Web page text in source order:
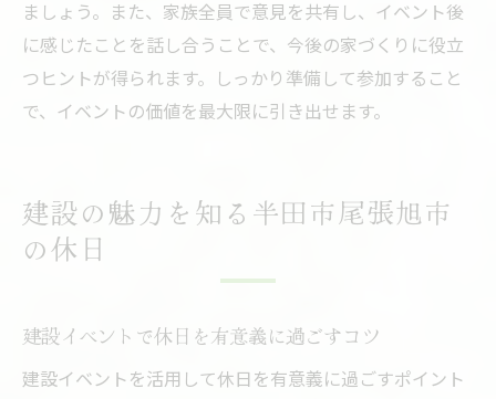
建設イベントが家族の絆を深めるきっかけ
に
建設体験の共有が豊かな家族時間を生む
説
ましょう。また、家族全員で意見を共有し、イベント後
に感じたことを話し合うことで、今後の家づくりに役立
つヒントが得られます。しっかり準備して参加すること
で、イベントの価値を最大限に引き出せます。
建設の魅力を知る半田市尾張旭市
の休日
建設イベントで休日を有意義に過ごすコツ
建設イベントを活用して休日を有意義に過ごすポイント